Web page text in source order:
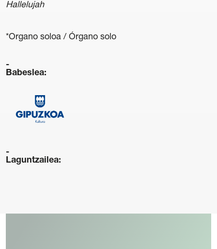
Hallelujah
*Organo soloa / Órgano solo
Babeslea:
Laguntzailea: